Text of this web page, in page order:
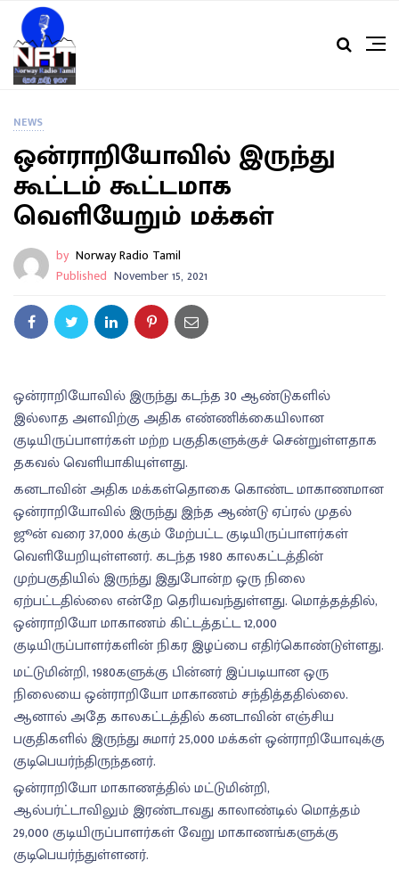
NEWS
ஒன்ராறியோவில் இருந்து
கூட்டம் கூட்டமாக
வெளியேறும் மக்கள்
by Norway Radio Tamil
Published November 15, 2021
ஒன்ராறியோவில் இருந்து கடந்த 30 ஆண்டுகளில்
இல்லாத அளவிற்கு அதிக எண்ணிக்கையிலான
குடியிருப்பாளர்கள் மற்ற பகுதிகளுக்குச் சென்றுள்ளதாக
தகவல் வெளியாகியுள்ளது.
கனடாவின் அதிக மக்கள்தொகை கொண்ட மாகாணமான
ஒன்ராறியோவில் இருந்து இந்த ஆண்டு ஏப்ரல் முதல்
ஜூன் வரை 37,000 க்கும் மேற்பட்ட குடியிருப்பாளர்கள்
வெளியேறியுள்ளனர். கடந்த 1980 காலகட்டத்தின்
முற்பகுதியில் இருந்து இதுபோன்ற ஒரு நிலை
ஏற்பட்டதில்லை என்றே தெரியவந்துள்ளது. மொத்தத்தில்,
ஒன்ராறியோ மாகாணம் கிட்டத்தட்ட 12,000
குடியிருப்பாளர்களின் நிகர இழப்பை எதிர்கொண்டுள்ளது.
மட்டுமின்றி, 1980களுக்கு பின்னர் இப்படியான ஒரு
நிலையை ஒன்ராறியோ மாகாணம் சந்தித்ததில்லை.
ஆனால் அதே காலகட்டத்தில் கனடாவின் எஞ்சிய
பகுதிகளில் இருந்து சுமார் 25,000 மக்கள் ஒன்ராறியோவுக்கு
குடிபெயர்ந்திருந்தனர்.
ஒன்ராறியோ மாகாணத்தில் மட்டுமின்றி,
ஆல்பர்ட்டாவிலும் இரண்டாவது காலாண்டில் மொத்தம்
29,000 குடியிருப்பாளர்கள் வேறு மாகாணங்களுக்கு
குடிபெயர்ந்துள்ளனர்.